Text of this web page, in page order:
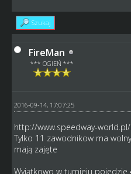
Szukaj
FireMan
*** OGIEŃ ***
2016-09-14, 17:07:25
http://www.speedway-
Tylko 11 zawodnikow ma
mają zajęte
Wyjątkowo w turnieju